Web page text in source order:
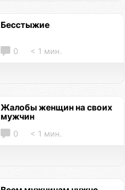
Бесстыжие
0 < 1 мин.
Жалобы женщин на своих
мужчин
0 < 1 мин.